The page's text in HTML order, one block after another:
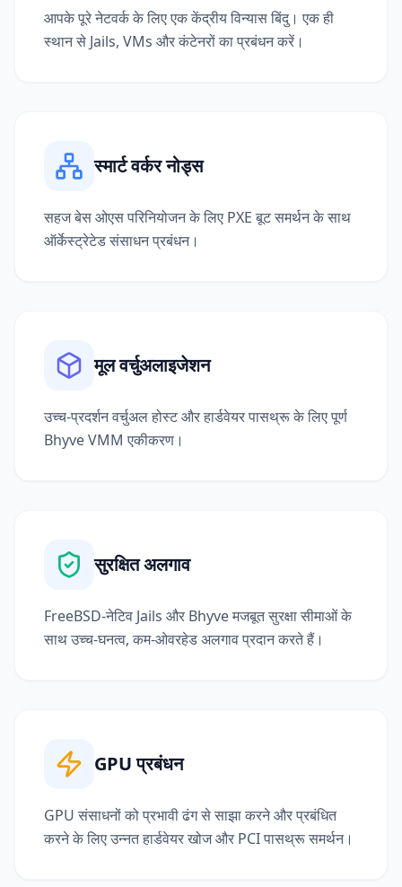
आपके पूरे नेटवर्क के लिए एक केंद्रीय विन्यास बिंदु। एक ही
स्थान से Jails, VMs और कंटेनरों का प्रबंधन करें।
स्मार्ट वर्कर नोड्स
सहज बेस ओएस परिनियोजन के लिए PXE बूट समर्थन के साथ
ऑर्केस्ट्रेटेड संसाधन प्रबंधन।
मूल वर्चुअलाइजेशन
उच्च-प्रदर्शन वर्चुअल होस्ट और हार्डवेयर पासथ्रू के लिए पूर्ण
Bhyve VMM एकीकरण।
सुरक्षित अलगाव
FreeBSD-नेटिव Jails और Bhyve मजबूत सुरक्षा सीमाओं के
साथ उच्च-घनत्व, कम-ओवरहेड अलगाव प्रदान करते हैं।
GPU प्रबंधन
GPU संसाधनों को प्रभावी ढंग से साझा करने और प्रबंधित
करने के लिए उन्नत हार्डवेयर खोज और PCI पासथ्रू समर्थन।